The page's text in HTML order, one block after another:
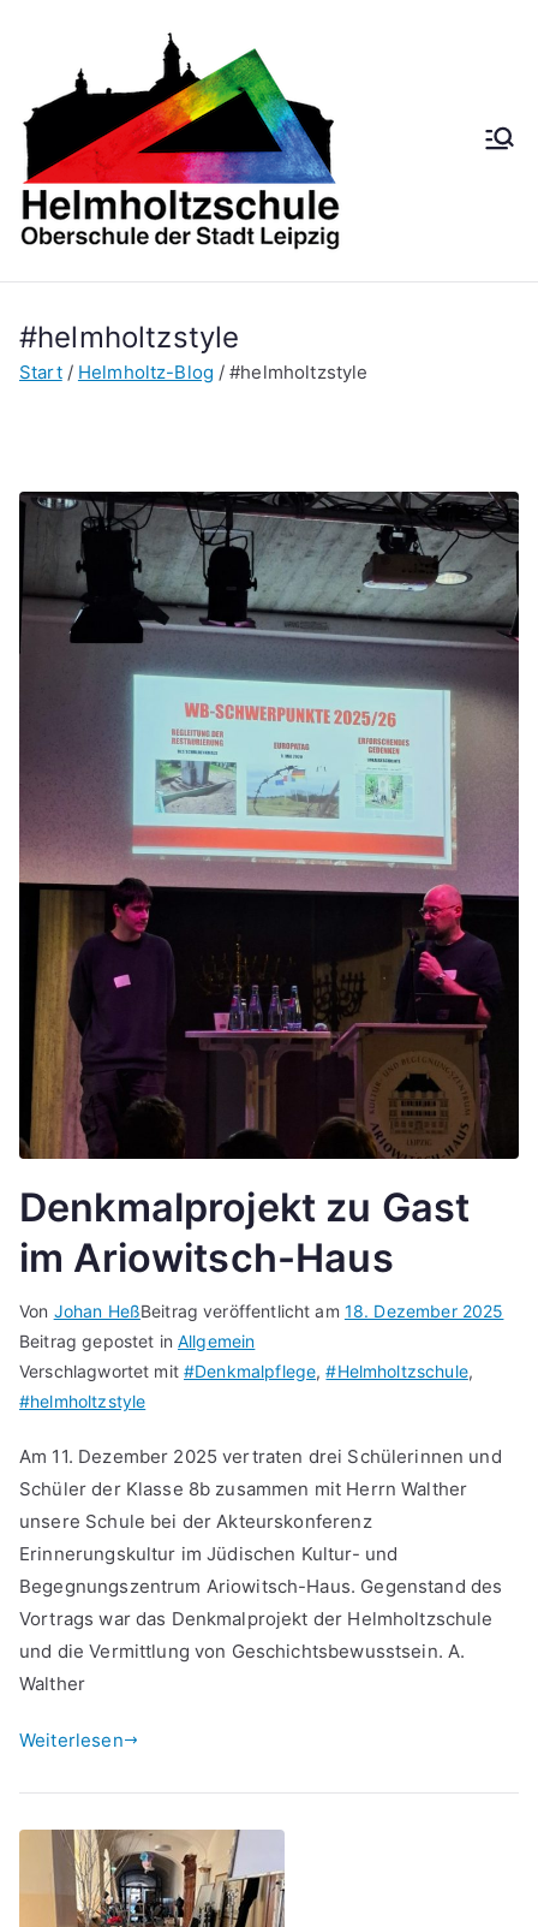
springen
ule
#helmholtzstyle
Start Helmholtz-Blog #helmholtzstyle
Denkmalprojekt zu Gast
im Ariowitsch-Haus
Von Johan HeßBeitrag veröffentlicht am 18. Dezember 2025
Beitrag gepostet inAllgemein
Verschlagwortet mit#Denkmalpflege,#Helmholtzschule,
#helmholtzstyle
Am 11. Dezember 2025 vertraten drei Schülerinnen und
Schüler der Klasse 8b zusammen mit Herrn Walther
unsere Schule bei der Akteurskonferenz
Erinnerungskultur im Jüdischen Kultur- und
Begegnungszentrum Ariowitsch-Haus. Gegenstand des
Vortrags war das Denkmalprojekt der Helmholtzschule
und die Vermittlung von Geschichtsbewusstsein. A.
Walther
Weiterlesen